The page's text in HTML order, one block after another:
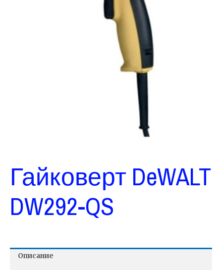
Гайковерт DeWALT
DW292-QS
Описание